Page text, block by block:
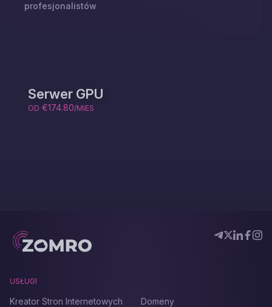
profesjonalistów
Serwer GPU
OD €174.80/MIES
USŁUGI
Kreator Stron Internetowych
Domeny